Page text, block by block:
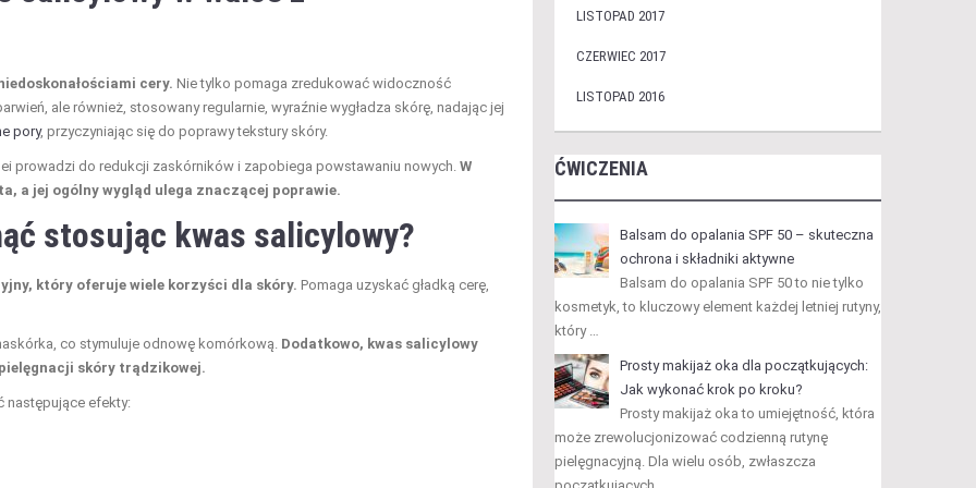
cery. Nie tylko pomaga zredukować widoczność
ale również, stosowany regularnie, wyraźnie wygładza skórę, nadając jej
pory, przyczyniając się do poprawy tekstury skóry.
prowadzi do redukcji zaskórników i zapobiega powstawaniu nowych. W
a jej ogólny wygląd ulega znaczącej poprawie.
stosując kwas salicylowy?
który oferuje wiele korzyści dla skóry. Pomaga uzyskać gładką cerę,
co stymuluje odnowę komórkową. Dodatkowo, kwas salicylowy
skóry trądzikowej.
następujące efekty:
LISTOPAD 2017
CZERWIEC 2017
LISTOPAD 2016
ĆWICZENIA
Balsam do opalania SPF 50 – skuteczna
ochrona i składniki aktywne
Balsam do opalania SPF 50 to nie tylko
kosmetyk, to kluczowy element każdej letniej rutyny,
który …
Prosty makijaż oka dla początkujących:
Jak wykonać krok po kroku?
Prosty makijaż oka to umiejętność, która
może zrewolucjonizować codzienną rutynę
pielęgnacyjną. Dla wielu osób, zwłaszcza